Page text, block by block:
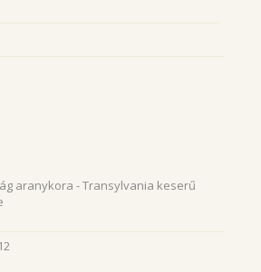
aranykora - Transylvania keserű